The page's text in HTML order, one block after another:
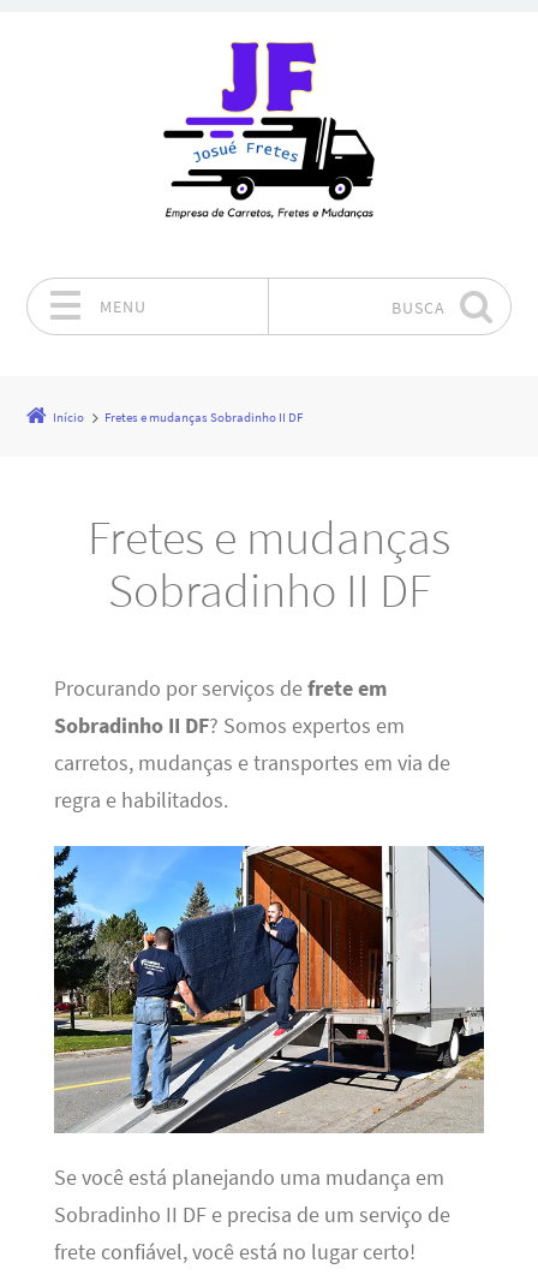
MENU BUSCA
Início Fretes e mudanças Sobradinho II DF
Fretes e mudanças
Sobradinho II DF
Procurando por serviços defrete em
Sobradinho II DF? Somos expertos em
carretos, mudanças e transportes em via de
regra e habilitados.
Se você está planejando uma mudança em
Sobradinho II DF e precisa de um serviço de
frete confiável, você está no lugar certo!